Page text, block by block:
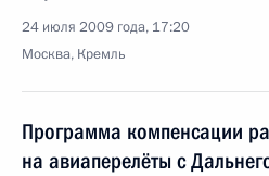
24 июля 2009 года, 17:20
Москва, Кремль
Программа компенсации
на авиаперелёты с